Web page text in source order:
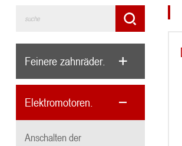
Feinere zahnräder.
Elektromotoren.
Anschalten der